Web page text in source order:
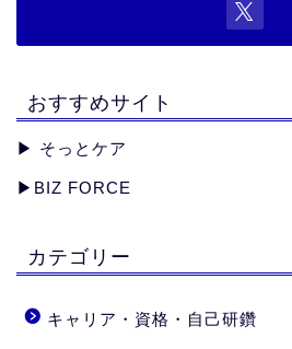
おすすめサイト
▶︎ そっとケア
▶︎ BIZ FORCE
カテゴリー
キャリア・資格・自己研鑽